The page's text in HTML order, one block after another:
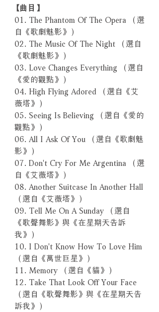
【曲目】
01. The Phantom Of The Opera （選
自《歌劇魅影》）
02. The Music Of The Night （選自
《歌劇魅影》）
03. Love Changes Everything （選自
《愛的觀點》）
04. High Flying Adored （選自《艾
薇塔》）
05. Seeing Is Believing （選自《愛的
觀點》）
06. All I Ask Of You （選自《歌劇魅
影》）
07. Don't Cry For Me Argentina （選
自《艾薇塔》）
08. Another Suitcase In Another Hall
（選自《艾薇塔》）
09. Tell Me On A Sunday （選自
《歌聲舞影》與《在星期天告訴
我》）
10. I Don't Know How To Love Him
（選自《萬世巨星》）
11. Memory （選自《貓》）
12. Take That Look Off Your Face
（選自《歌聲舞影》與《在星期天告
訴我》）